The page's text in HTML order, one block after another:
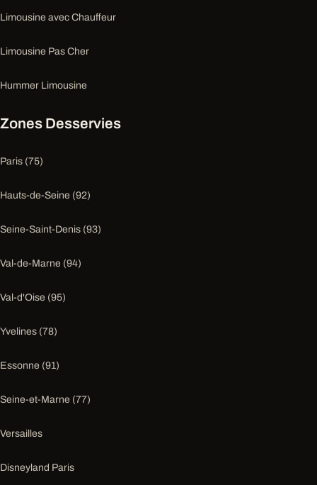
Limousine avec Chauffeur
Limousine Pas Cher
Hummer Limousine
Zones Desservies
Paris (75)
Hauts-de-Seine (92)
Seine-Saint-Denis (93)
Val-de-Marne (94)
Val-d'Oise (95)
Yvelines (78)
Essonne (91)
Seine-et-Marne (77)
Versailles
Disneyland Paris